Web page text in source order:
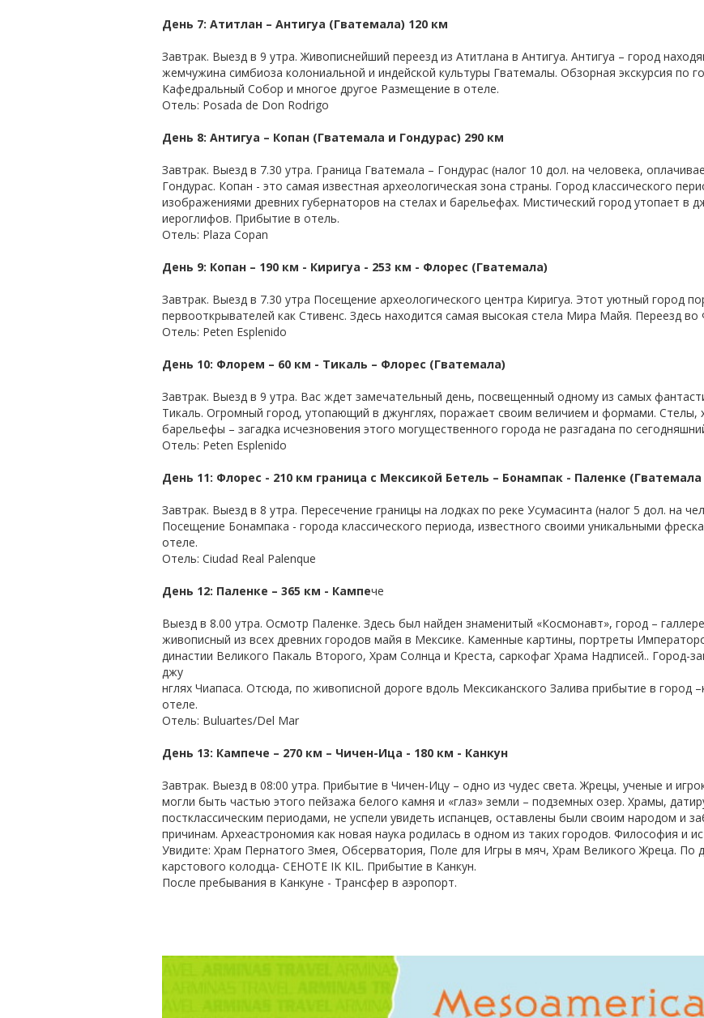
День 7: Атитлан – Антигуа (Гватемала) 120 км
Завтрак. Выезд в 9 утра. Живописнейший переезд из Атитлана в Антигуа. Антигуа – город
жемчужина симбиоза колониальной и индейской культуры Гватемалы. Обзорная экскурсия по
Кафедральный Собор и многое другое Размещение в отеле.
Отель: Posada de Don Rodrigo
День 8: Антигуа – Копан (Гватемала и Гондурас) 290 км
Завтрак. Выезд в 7.30 утра. Граница Гватемала – Гондурас (налог 10 дол. на человека,
Гондурас. Копан - это самая известная археологическая зона страны. Город классического
изображениями древних губернаторов на стелах и барельефах. Мистический город утопает в
иероглифов. Прибытие в отель.
Отель: Plaza Copan
День 9: Копан – 190 км - Киригуа - 253 км - Флорес (Гватемала)
Завтрак. Выезд в 7.30 утра Посещение археологического центра Киригуа. Этот уютный город
первооткрывателей как Стивенс. Здесь находится самая высокая стела Мира Майя. Переезд
Отель: Peten Esplenido
День 10: Флорем – 60 км - Тикаль – Флорес (Гватемала)
Завтрак. Выезд в 9 утра. Вас ждет замечательный день, посвещенный одному из самых
Тикаль. Огромный город, утопающий в джунглях, поражает своим величием и формами. Стелы,
барельефы – загадка исчезновения этого могущественного города не разгадана по
Отель: Peten Esplenido
День 11: Флорес - 210 км граница с Мексикой Бетель – Бонампак - Паленке
Завтрак. Выезд в 8 утра. Пересечение границы на лодках по реке Усумасинта (налог 5 дол. на
Посещение Бонампака - города классического периода, известного своими уникальными
отеле.
Отель: Ciudad Real Palenque
День 12: Паленке – 365 км - Кампече
Выезд в 8.00 утра. Осмотр Паленке. Здесь был найден знаменитый «Космонавт», город –
живописный из всех древних городов майя в Мексике. Каменные картины, портреты
династии Великого Пакаль Второго, Храм Солнца и Креста, саркофаг Храма Надписей.. Город-
джу
нглях Чиапаса. Отсюда, по живописной дороге вдоль Мексиканского Залива прибытие в город
отеле.
Отель: Buluartes/Del Mar
День 13: Кампече – 270 км – Чичен-Ица - 180 км - Канкун
Завтрак. Выезд в 08:00 утра. Прибытие в Чичен-Ицу – одно из чудес света. Жрецы, ученые и
могли быть частью этого пейзажа белого камня и «глаз» земли – подземных озер. Храмы,
постклассическим периодами, не успели увидеть испанцев, оставлены были своим народом и
причинам. Археастрономия как новая наука родилась в одном из таких городов. Философия и
Увидите: Храм Пернатого Змея, Обсерватория, Поле для Игры в мяч, Храм Великого Жреца. По
карстового колодца- СЕНОТЕ IK KIL. Прибытие в Канкун.
После пребывания в Канкуне - Трансфер в аэропорт.